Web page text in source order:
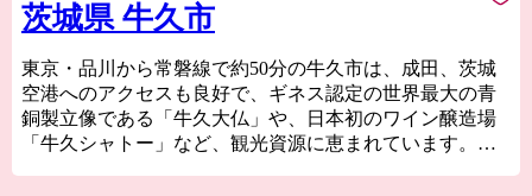
茨城県 牛久市
東京・品川から常磐線で約50分の牛久市は、成田、茨城
空港へのアクセスも良好で、ギネス認定の世界最大の青
銅製立像である「牛久大仏」や、日本初のワイン醸造場
「牛久シャトー」など、観光資源に恵まれています。市